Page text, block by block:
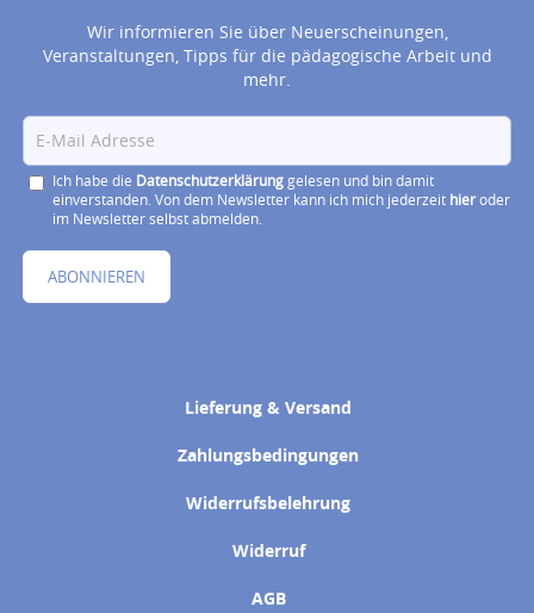
Wir informieren Sie über Neuerscheinungen,
Veranstaltungen, Tipps für die pädagogische Arbeit und
mehr.
Ich habe die Datenschutzerklärunggelesen und bin damit
einverstanden. Von dem Newsletter kann ich mich jederzeit hieroder
im Newsletter selbst abmelden.
ABONNIEREN
Lieferung & Versand
Zahlungsbedingungen
Widerrufsbelehrung
Widerruf
AGB